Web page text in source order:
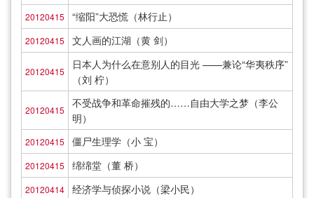
20120415 “缩阳”大恐慌（林行止）
20120415 文人画的江湖（黄 剑）
20120415
日本人为什么在意别人的目光 ——兼论“华夷秩序”
（刘 柠）
20120415
不受战争和革命摧残的……自由大学之梦（李公
明）
20120415 僵尸生理学（小 宝）
20120415 绵绵堂（董 桥）
20120414 经济学与侦探小说（梁小民）